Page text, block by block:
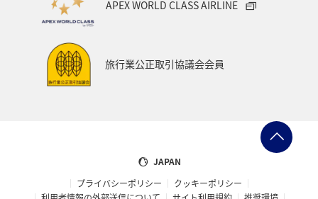
APEX WORLD CLASS AIRLINE
旅行業公正取引協議会会員
JAPAN
プライバシーポリシー
クッキーポリシー